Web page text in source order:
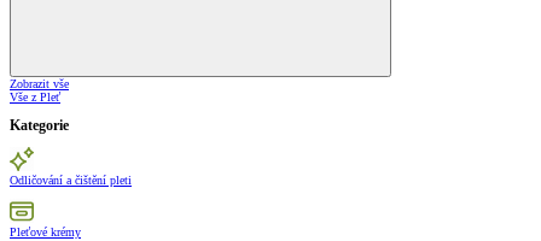
Zobrazit vše
Vše z Pleť
Kategorie
Odličování a čištění pleti
Pleťové krémy